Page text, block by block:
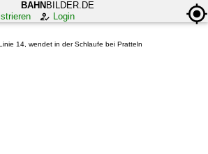
BAHN BILDER.DE
Login
14, wendet in der Schlaufe bei Pratteln